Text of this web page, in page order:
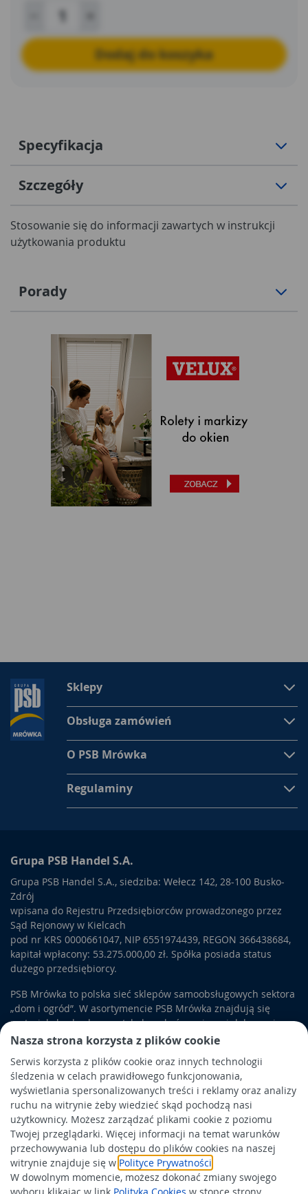
Nasza strona korzysta z plików cookie
Serwis korzysta z plików cookie oraz innych technologii
śledzenia w celach prawidłowego funkcjonowania,
wyświetlania spersonalizowanych treści i reklamy oraz analizy
ruchu na witrynie żeby wiedzieć skąd pochodzą nasi
użytkownicy. Możesz zarządzać plikami cookie z poziomu
Twojej przeglądarki. Więcej informacji na temat warunków
przechowywania lub dostępu do plików cookies na naszej
witrynie znajduje się w Polityce Prywatności
W dowolnym momencie, możesz dokonać zmiany swojego
Dodaj do koszyka
Specyfikacja
Szczegóły
Stosowanie się do informacji zawartych w instrukcji
użytkowania produktu
Porady
Sklepy
Obsługa zamówień
O PSB Mrówka
Regulaminy
Grupa PSB Handel S.A.
Grupa PSB Handel S.A., siedziba: Wełecz 142, 28-100 Busko-
Zdrój
wpisana do Rejestru Przedsiębiorców prowadzonego przez
Sąd Rejonowy w Kielcach
pod nr KRS 0000661047, NIP 6551974439, REGON 366438684,
kapitał wpłacony: 53.275.000,00 zł. Spółka posiada status
dużego przedsiębiorcy.
PSB Mrówka to polska sieć sklepów samoobsługowych sektora
„dom i ogród”. W asortymencie PSB Mrówka znajdują się
materiały budowlane, artykuły wykończeniowe i dekoracyjne,
wyposażenie łazienek i kuchni, elektronarzędzia, a także
artykuły związane z ogrodem i otoczeniem domu.
Obowiązek informacyjny
Polityka prywatności
Polityka Cookies
Odbiór zużytego sprzętu
Wspierają nas: